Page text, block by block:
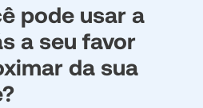
pode usar a
a seu favor
da sua